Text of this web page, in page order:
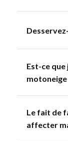
Est-ce que
motoneige
Le fait de
affecter